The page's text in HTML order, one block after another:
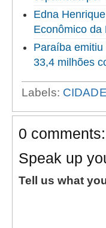
Edna
Econômico da
Paraíba
33,4 milhões
Labels:
0 comments:
Speak up
Tell us what